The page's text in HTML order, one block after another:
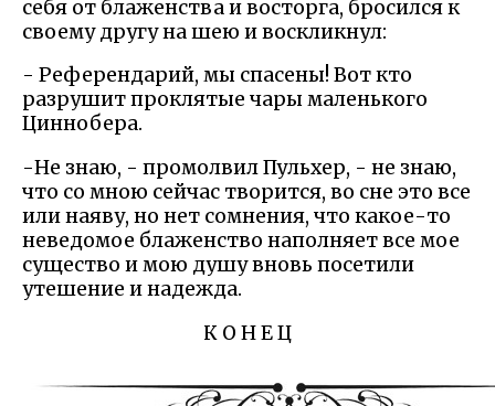
себя от блаженства и восторга, бросился к
своему другу на шею и воскликнул:
- Референдарий, мы спасены! Вот кто
разрушит проклятые чары маленького
Циннобера.
-Не знаю, - промолвил Пульхер, - не знаю,
что со мною сейчас творится, во сне это все
или наяву, но нет сомнения, что какое-то
неведомое блаженство наполняет все мое
существо и мою душу вновь посетили
утешение и надежда.
К О Н Е Ц